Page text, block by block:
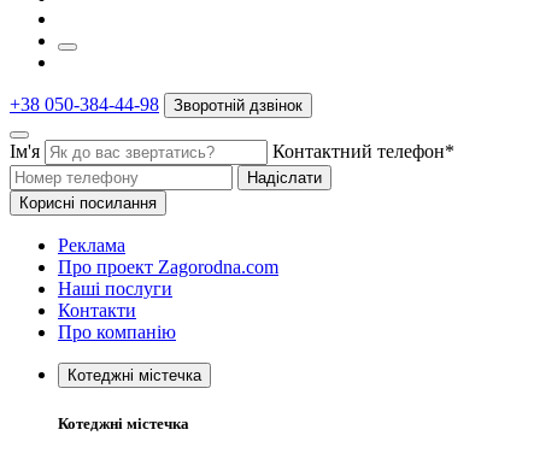
+38 050-384-44-98 Зворотній дзвінок
Ім'я Контактний телефон*
Надіслати
Корисні посилання
Реклама
Про проект Zagorodna.com
Наші послуги
Контакти
Про компанію
Котеджні містечка
Котеджні містечка